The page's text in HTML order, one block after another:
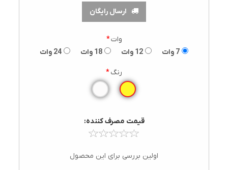
ارسال رایگان
وات*
7 وات
12 وات 18 وات 24 وات
رنگ *
قيمت مصرف کننده:
اولین بررسی برای این محصول